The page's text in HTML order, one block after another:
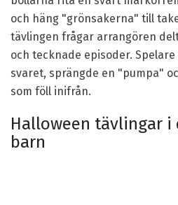
och häng "grönsakerna" till
tävlingen frågar arrangören
och tecknade episoder.
svaret, sprängde en "pumpa"
som föll inifrån.
Halloween tävlingar i
barn